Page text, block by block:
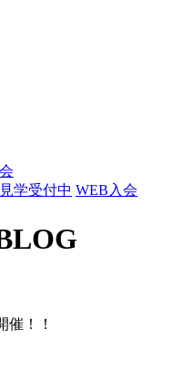
学受付中 WEB入会
催！！